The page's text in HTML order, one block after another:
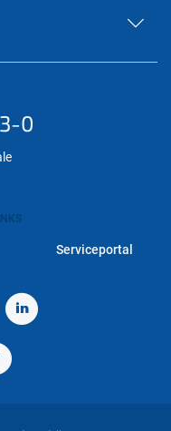
0
Serviceportal